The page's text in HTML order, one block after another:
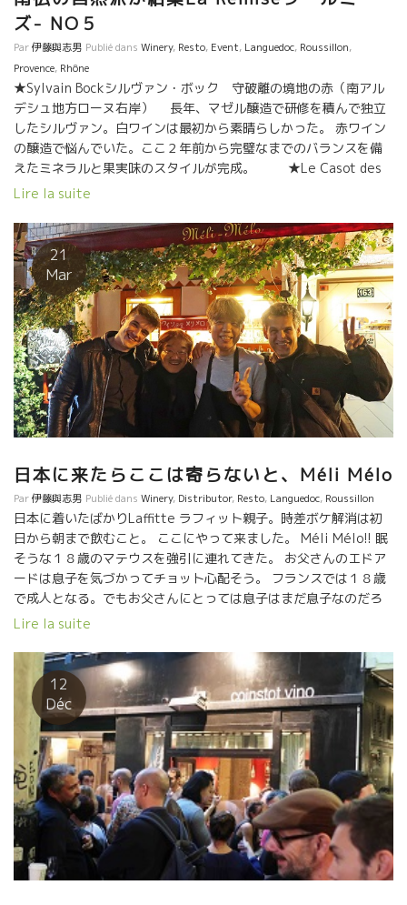
ズ- NO５
Par伊藤與志男 Publié dans Winery, Resto, Event, Languedoc, Roussillon,
Provence, Rhône
★Sylvain Bockシルヴァン・ボック 守破離の境地の赤（南アル
デシュ地方ローヌ右岸） 長年、マゼル醸造で研修を積んで独立
したシルヴァン。白ワインは最初から素晴らしかった。 赤ワイン
の醸造で悩んでいた。ここ２年前から完璧なまでのバランスを備
えたミネラルと果実味のスタイルが完成。 ★Le Casot des
Maillolles ル・カソ・デ・マイヨル醸造 （Banyulsバニ
ックが選んだ後継者のJordyジョルディ。世界で最も美しい景色を
持つ畑で世界で最も大変な労働が必要な3.5hの畑。アランは２０
年の歳月かけて造りあげた“ザ・バニュルス”のテロワール。 バニ
ュルで最高のテロワールであることは誰もが認める事実。シスト
土壌からスーット伸びるシスト・シストなミネラル感、どこまで
もソフトなタッチに仕上げた果実味、ジョルディのセンスが光
る。 アラン・カステックの２０年の仕事をジョルディの若いセン
スでまとめたワイン。 パリの人気ワインビストロChambre Noir
シャンブル・ノワールのメンバーもここにくぎ付け。 ★Le
Temps des Cerises ル・タン・デ・スリーズ（ラングドック地
方） 今、ラングドック地方で、ワインの品質、持続性、人品とい
ずル・タン・デ・スリーズ醸造を選ぶ。アクセル・プリュファー
ルという人物が素晴らしい。驕らず、控え目で、ワインはどれを
飲んでも素晴らしい。どんな年でもウーンと唸ってしまうほどワ
インを造り上げてしまう。 どこまでも明るくクリアーな性格その
ものがワインに表現されている。
Lire la suite
21
Mar
日本に来たらここは寄らないと、Méli Mélo
Par伊藤與志男 Publié dans Winery, Distributor, Resto, Languedoc, Roussillon
日本に着いたばかりLaffitte ラフィット親子。時差ボケ解消は初
日から朝まで飲むこと。 ここにやって来ました。 Méli Mélo!! 眠
そうな１８歳のマテウスを強引に連れてきた。 お父さんのエドア
ードは息子を気づかってチョット心配そう。 フランスでは１８歳
で成人となる。でもお父さんにとっては息子はまだ息子なのだろ
う。 宗像シェフは私が来るのを手ぐすねをしながら待っていた感
してしまった。ポール・ルイ・ウジェンヌだった。 La petite
cuvée cailloutine の９０年台のワインだった。恥ずかしい。 孤
高の醸造家ポールが一番元気な頃のワインだった。 当時、南仏と
いえば、ポール、ゴビー、クリストフ・ペイリュスの３人が愛好
家の中では評価されていた。 その中でもポールは別格の存在だっ
た。 La petite cuvée cailloutine 流石にやや疲れていたけどミ
ネルヴォワ山中の硬い石灰質のミネラル感は輝くほど生きてい
た。 ありがとう！宗像さん。 昨年の１０月に、もう引
退しているポール・ルイ・ウジェンヌ醸造に訪ねてポールに逢っ
てきたのに。 ポールは満面の笑顔で迎えてくれた。山を開拓して
葡萄園を造った過酷な仕事をしたので、 今は体を壊して入退院を
繰り返して療養中とのことだった。 それでもじっとはしてられな
Lire la suite
12
Déc